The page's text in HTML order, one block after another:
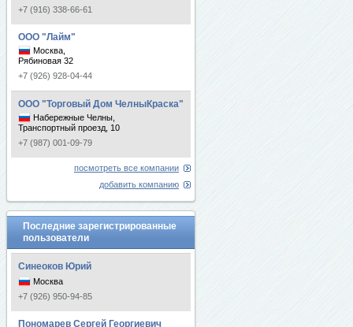
+7 (916) 338-66-61
ООО "Лайм"
Москва,
Рябиновая 32
+7 (926) 928-04-44
ООО "Торговый Дом ЧелныКраска"
Набережные Челны,
Транспортный проезд, 10
+7 (987) 001-09-79
посмотреть все компании
добавить компанию
Последние зарегистрированные
пользователи
Синеоков Юрий
Москва
+7 (926) 950-94-85
Пономарев Сергей Георгиевич